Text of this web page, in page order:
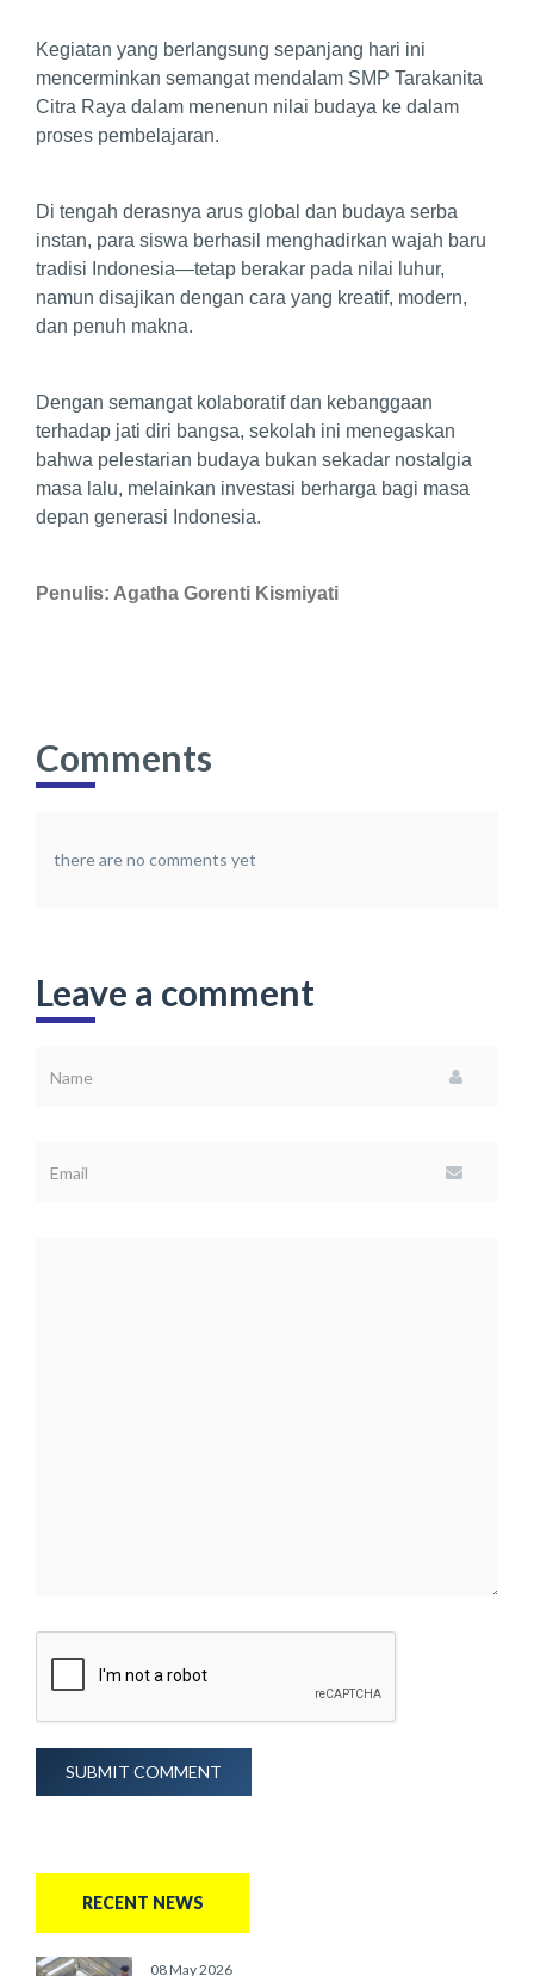
Kegiatan yang berlangsung sepanjang hari ini
mencerminkan semangat mendalam SMP Tarakanita
Citra Raya dalam menenun nilai budaya ke dalam
proses pembelajaran.
Di tengah derasnya arus global dan budaya serba
instan, para siswa berhasil menghadirkan wajah baru
tradisi Indonesia—tetap berakar pada nilai luhur,
namun disajikan dengan cara yang kreatif, modern,
dan penuh makna.
Dengan semangat kolaboratif dan kebanggaan
terhadap jati diri bangsa, sekolah ini menegaskan
bahwa pelestarian budaya bukan sekadar nostalgia
masa lalu, melainkan investasi berharga bagi masa
depan generasi Indonesia.
Penulis: Agatha Gorenti Kismiyati
Comments
there are no comments yet
Leave a comment
SUBMIT COMMENT
RECENT NEWS
08 May 2026